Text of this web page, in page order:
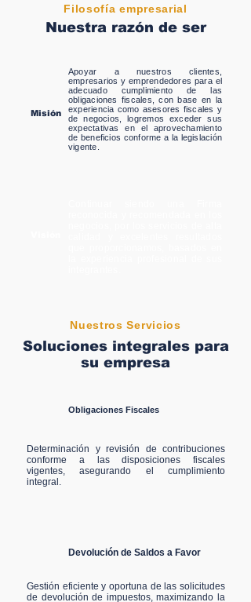
Compromiso
Con el estado de derecho
Filosofía empresarial
Nuestra razón de ser
Misión
Apoyar a nuestros clientes,
empresarios y emprendedores para el
adecuado cumplimiento de las
obligaciones fiscales, con base en la
experiencia como asesores fiscales y
de negocios, logremos exceder sus
expectativas en el aprovechamiento
de beneficios conforme a la legislación
vigente.
Nuestros Servicios
Soluciones integrales para
su empresa
Obligaciones Fiscales
Determinación y revisión de contribuciones
conforme a las disposiciones fiscales
vigentes, asegurando el cumplimiento
integral.
Gestión eficiente y oportuna de las solicitudes
de devolución de impuestos, maximizando la
Devolución de Saldos a Favor